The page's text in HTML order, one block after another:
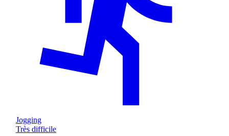
Jogging
Très difficile